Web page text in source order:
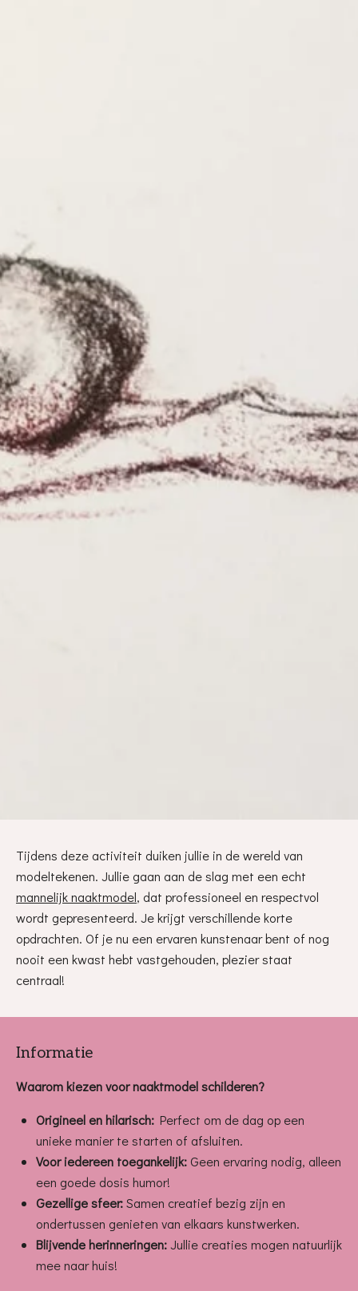
Tijdens deze activiteit duiken jullie in de wereld van
modeltekenen. Jullie gaan aan de slag met een echt
mannelijk naaktmodel, dat professioneel en respectvol
wordt gepresenteerd. Je krijgt verschillende korte
opdrachten. Of je nu een ervaren kunstenaar bent of nog
nooit een kwast hebt vastgehouden, plezier staat
centraal!
Informatie
Waarom kiezen voor naaktmodel schilderen?
Origineel en hilarisch:Perfect om de dag op een
unieke manier te starten of afsluiten.
Voor iedereen toegankelijk:Geen ervaring nodig, alleen
een goede dosis humor!
Gezellige sfeer:Samen creatief bezig zijn en
ondertussen genieten van elkaars kunstwerken.
Blijvende herinneringen:Jullie creaties mogen natuurlijk
mee naar huis!